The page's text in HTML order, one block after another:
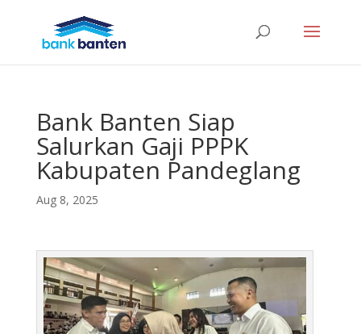
Bank Banten Siap
Salurkan Gaji PPPK
Kabupaten Pandeglang
Aug 8, 2025